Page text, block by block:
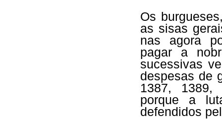
Os
as sisas
nas agora
pagar a
sucessivas
despesas de
1387, 1389,
porque a
defendidos